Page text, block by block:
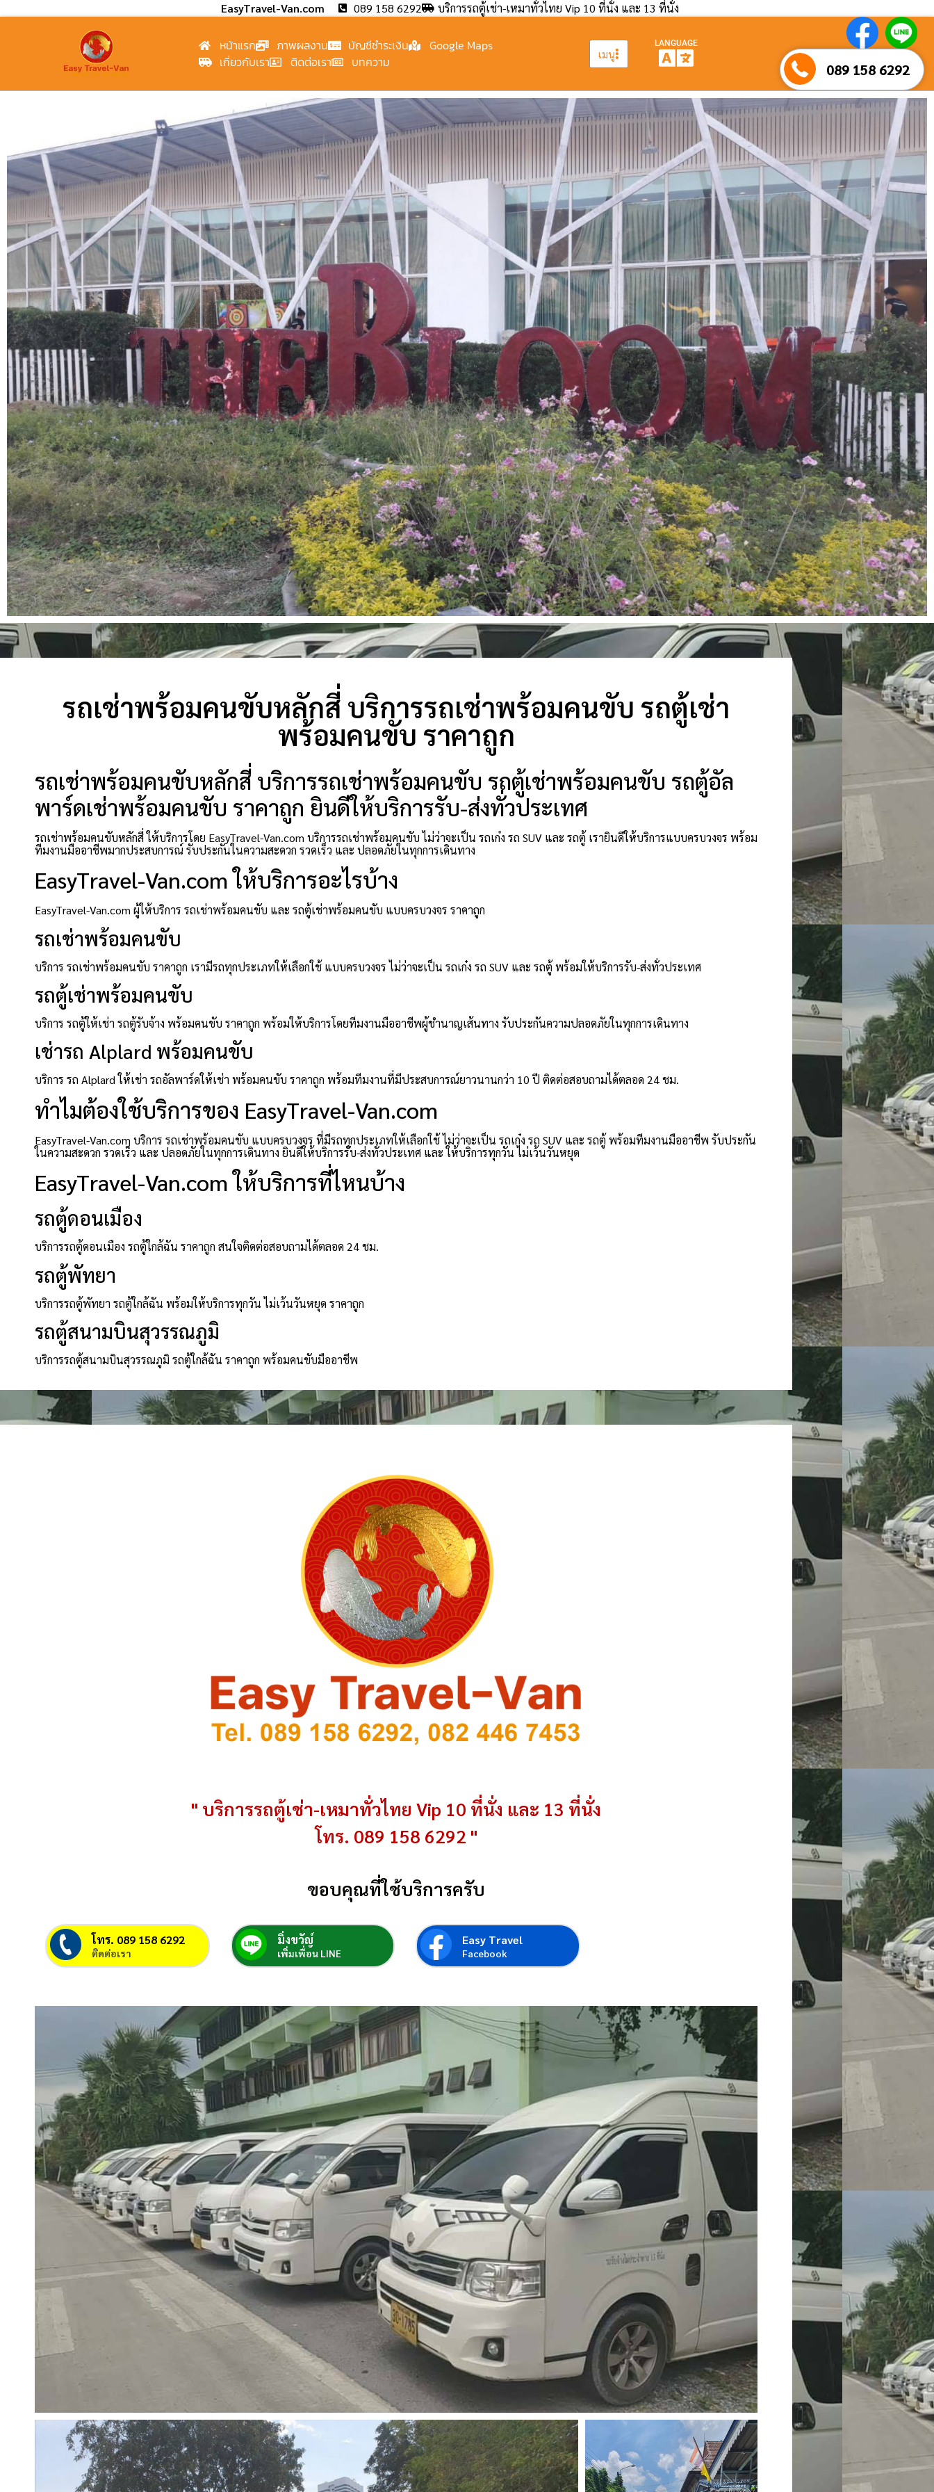
EasyTravel-Van.com 089 158 6292 บริการรถตู้เช่า-เหมาทั่วไทย Vip 10 ที่นั่ง และ 13 ที่นั่ง
หน้าแรก ภาพผลงาน บัญชีชำระเงิน
Google Maps
เกี่ยวกับเรา
ติดต่อเรา บทความ เมนู
LANGUAGE
089 158 6292
รถเช่าพร้อมคนขับหลักสี่ บริการรถเช่าพร้อมคนขับ รถตู้เช่า
พร้อมคนขับ ราคาถูก
รถเช่าพร้อมคนขับหลักสี่ บริการรถเช่าพร้อมคนขับ รถตู้เช่าพร้อมคนขับ รถตู้อัล
พาร์ดเช่าพร้อมคนขับ ราคาถูก ยินดีให้บริการรับ-ส่งทั่วประเทศ
รถเช่าพร้อมคนขับหลักสี่ ให้บริการโดย EasyTravel-Van.com บริการรถเช่าพร้อมคนขับ ไม่ว่าจะเป็น รถเก๋ง รถ SUV และ รถตู้ เรายินดีให้บริการแบบครบวงจร พร้อม
ทีมงานมืออาชีพมากประสบการณ์ รับประกันในความสะดวก รวดเร็ว และ ปลอดภัยในทุกการเดินทาง
EasyTravel-Van.com ให้บริการอะไรบ้าง
EasyTravel-Van.com ผู้ให้บริการ รถเช่าพร้อมคนขับ และ รถตู้เช่าพร้อมคนขับ แบบครบวงจร ราคาถูก
รถเช่าพร้อมคนขับ
บริการ รถเช่าพร้อมคนขับ ราคาถูก เรามีรถทุกประเภทให้เลือกใช้ แบบครบวงจร ไม่ว่าจะเป็น รถเก๋ง รถ SUV และ รถตู้ พร้อมให้บริการรับ-ส่งทั่วประเทศ
รถตู้เช่าพร้อมคนขับ
บริการ รถตู้ให้เช่า รถตู้รับจ้าง พร้อมคนขับ ราคาถูก พร้อมให้บริการโดยทีมงานมืออาชีพผู้ชำนาญเส้นทาง รับประกันความปลอดภัยในทุกการเดินทาง
เช่ารถ Alplard พร้อมคนขับ
บริการ รถ Alplard ให้เช่า รถอัลพาร์ดให้เช่า พร้อมคนขับ ราคาถูก พร้อมทีมงานที่มีประสบการณ์ยาวนานกว่า 10 ปี ติดต่อสอบถามได้ตลอด 24 ชม.
ทำไมต้องใช้บริการของ EasyTravel-Van.com
EasyTravel-Van.com บริการ รถเช่าพร้อมคนขับ แบบครบวงจร ที่มีรถทุกประเภทให้เลือกใช้ ไม่ว่าจะเป็น รถเก๋ง รถ SUV และ รถตู้ พร้อมทีมงานมืออาชีพ รับประกัน
ในความสะดวก รวดเร็ว และ ปลอดภัยในทุกการเดินทาง ยินดีให้บริการรับ-ส่งทั่วประเทศ และ ให้บริการทุกวัน ไม่เว้นวันหยุด
EasyTravel-Van.com ให้บริการที่ไหนบ้าง
รถตู้ดอนเมือง
บริการรถตู้ดอนเมือง รถตู้ใกล้ฉัน ราคาถูก สนใจติดต่อสอบถามได้ตลอด 24 ชม.
รถตู้พัทยา
บริการรถตู้พัทยา รถตู้ใกล้ฉัน พร้อมให้บริการทุกวัน ไม่เว้นวันหยุด ราคาถูก
รถตู้สนามบินสุวรรณภูมิ
บริการรถตู้สนามบินสุวรรณภูมิ รถตู้ใกล้ฉัน ราคาถูก พร้อมคนขับมืออาชีพ
" บริการรถตู้เช่า-เหมาทั่วไทย Vip 10 ที่นั่ง และ 13 ที่นั่ง
โทร. 089 158 6292 "
ขอบคุณที่ใช้บริการครับ
โทร. 089 158 6292
ติดต่อเรา
มิ่งขวัญ์
เพิ่มเพื่อน LINE
Easy Travel
Facebook